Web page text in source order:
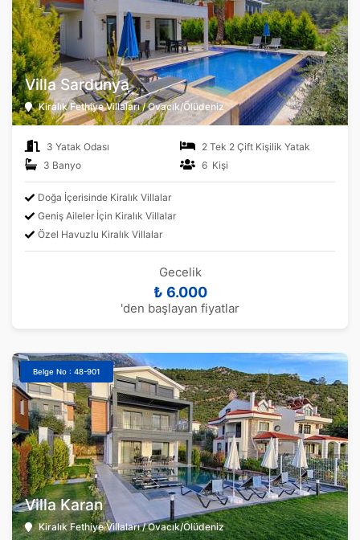
Villa Sardunya
Kiralık Fethiye Villaları / Ovacık/Ölüdeniz
3 Yatak Odası
2 Tek 2 Çift Kişilik Yatak
3 Banyo
6 Kişi
Doğa İçerisinde Kiralık Villalar
Geniş Aileler İçin Kiralık Villalar
Özel Havuzlu Kiralık Villalar
Gecelik
₺ 6.000
'den başlayan fiyatlar
Belge No : 48-901
Villa Karan
Kiralık Fethiye Villaları / Ovacık/Ölüdeniz